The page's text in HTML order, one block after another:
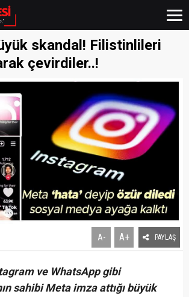
skandal! Filistinlileri
çevirdiler..!
A- A+ PAYLAŞ
ve WhatsApp gibi
sahibi Meta imza attığı büyük